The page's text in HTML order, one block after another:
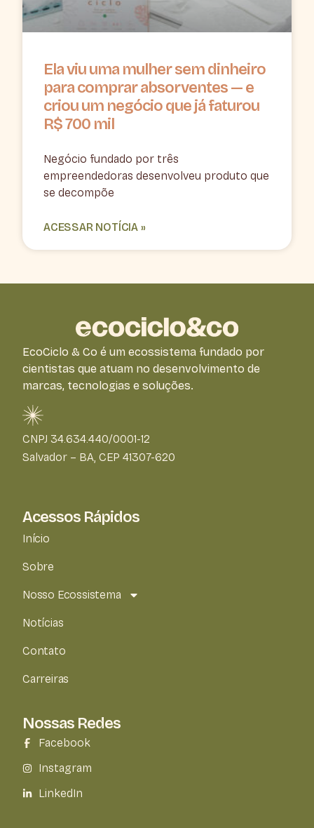
Ela viu uma mulher sem dinheiro
para comprar absorventes — e
criou um negócio que já faturou
R$ 700 mil
Negócio fundado por três
empreendedoras desenvolveu produto que
se decompõe
ACESSAR NOTÍCIA »
EcoCiclo & Co é um ecossistema fundado por
cientistas que atuam no desenvolvimento de
marcas, tecnologias e soluções.
CNPJ 34.634.440/0001-12
Salvador – BA, CEP 41307-620
Acessos Rápidos
Início
Sobre
Nosso Ecossistema
Notícias
Contato
Carreiras
Nossas Redes
Facebook
Instagram
LinkedIn